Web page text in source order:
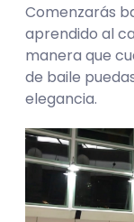
Comenzarás
aprendido al
manera que
de baile
elegancia.